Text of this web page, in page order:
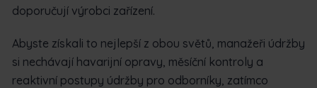
doporučují výrobci zařízení.
Abyste získali to nejlepší z obou světů, manažeři údržby
si nechávají havarijní opravy, měsíční kontroly a
reaktivní postupy údržby pro odborníky, zatímco